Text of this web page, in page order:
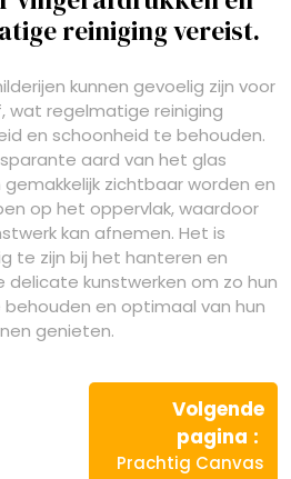
reiniging vereist.
kunnen gevoelig zijn voor
wat regelmatige reiniging
en schoonheid te behouden.
aard van het glas
zichtbaar worden en
op het oppervlak, waardoor
kan afnemen. Het is
te zijn bij het hanteren en
delicate kunstwerken om zo hun
behouden en optimaal van hun
genieten.
Volgende
pagina
Prachtig Canvas